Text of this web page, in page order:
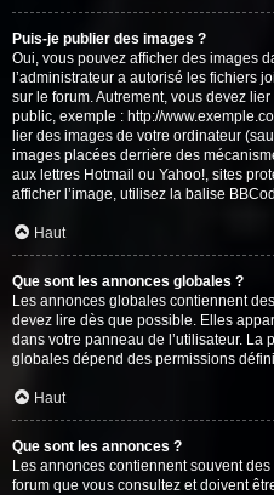
Puis-je publier des images ?
Oui, vous pouvez afficher des images
l’administrateur a autorisé les fichiers
sur le forum. Autrement, vous devez
public, exemple : http://
lier des images de votre ordinateur
images placées derrière des
aux lettres Hotmail ou Yahoo!, sites
afficher l’image, utilisez la balise
Haut
Que sont les annonces globales ?
Les annonces globales contiennent
devez lire dès que possible. Elles
dans votre panneau de l’utilisateur.
globales dépend des permissions
Haut
Que sont les annonces ?
Les annonces contiennent souvent
forum que vous consultez et doivent